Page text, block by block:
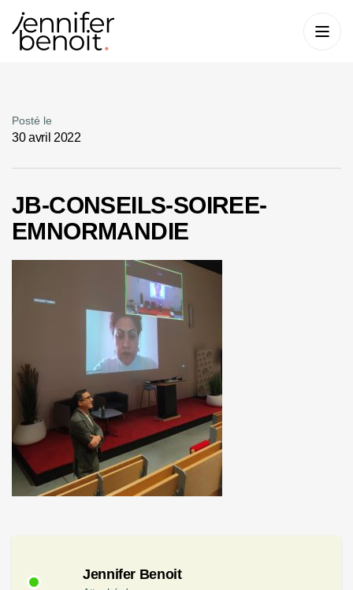
Posté le
30 avril 2022
JB-CONSEILS-SOIREE-
EMNORMANDIE
Jennifer Benoit